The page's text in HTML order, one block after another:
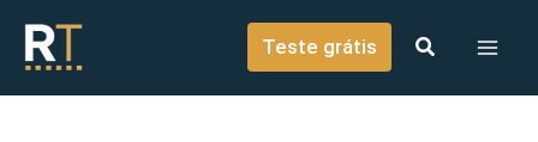
conteúdo
Teste grátis